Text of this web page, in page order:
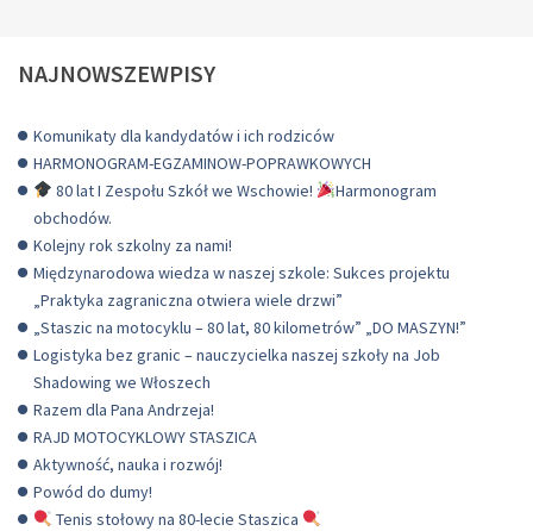
NAJNOWSZEWPISY
Komunikaty dla kandydatów i ich rodziców
HARMONOGRAM-EGZAMINOW-POPRAWKOWYCH
80 lat I Zespołu Szkół we Wschowie!
Harmonogram
obchodów.
Kolejny rok szkolny za nami!
Międzynarodowa wiedza w naszej szkole: Sukces projektu
„Praktyka zagraniczna otwiera wiele drzwi”
„Staszic na motocyklu – 80 lat, 80 kilometrów” „DO MASZYN!”
Logistyka bez granic – nauczycielka naszej szkoły na Job
Shadowing we Włoszech
Razem dla Pana Andrzeja!
RAJD MOTOCYKLOWY STASZICA
Aktywność, nauka i rozwój!
Powód do dumy!
Tenis stołowy na 80-lecie Staszica